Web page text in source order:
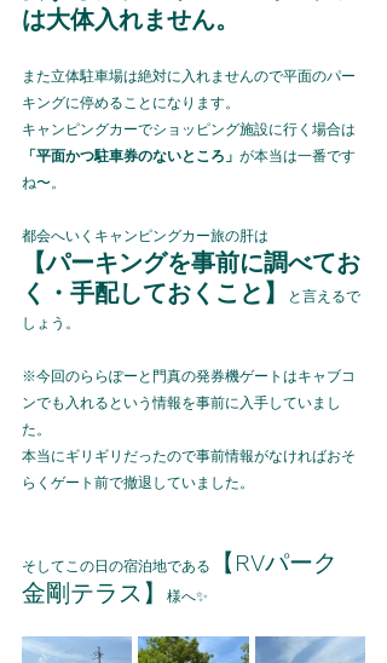
は大体入れません。
また立体駐車場は絶対に入れませんので平面のパー
キングに停めることになります。
キャンピングカーでショッピング施設に行く場合は
「平面かつ駐車券のないところ」 が本当は一番です
ね〜。
都会へいくキャンピングカー旅の肝は
【パーキングを事前に調べてお
く・手配しておくこと】
と言えるで
しょう。
※今回のららぽーと門真の発券機ゲートはキャブコ
ンでも入れるという情報を事前に入手していまし
た。
本当にギリギリだったので事前情報がなければおそ
らくゲート前で撤退していました。
そしてこの日の宿泊地である 【 RVパーク
金剛テラス】
様へ✨